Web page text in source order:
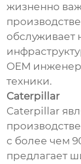
жизненно
обслуживает
OEM
техники.
Caterpillar
Caterpillar
с более чем
предлагает